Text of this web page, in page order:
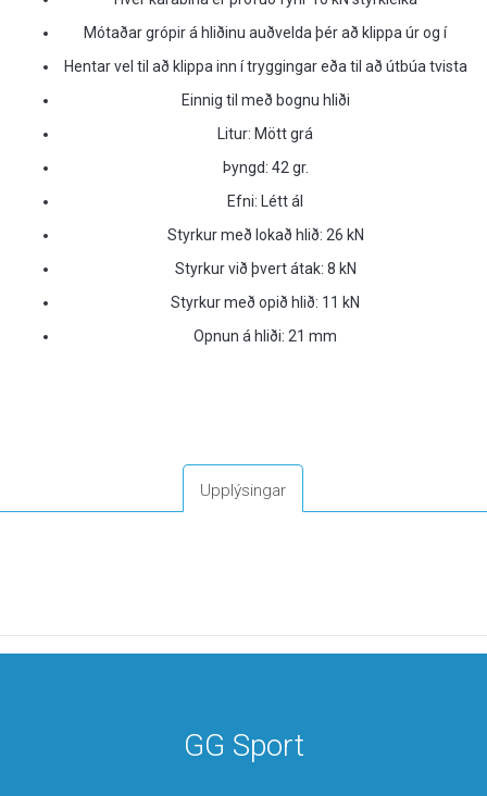
Mótaðar grópir á hliðinu auðvelda þér að klippa úr og í
Hentar vel til að klippa inn í tryggingar eða til að útbúa tvista
Einnig til með bognu hliði
Litur: Mött grá
Þyngd: 42 gr.
Efni: Létt ál
Styrkur með lokað hlið: 26 kN
Styrkur við þvert átak: 8 kN
Styrkur með opið hlið: 11 kN
Opnun á hliði: 21 mm
Upplýsingar
GG Sport